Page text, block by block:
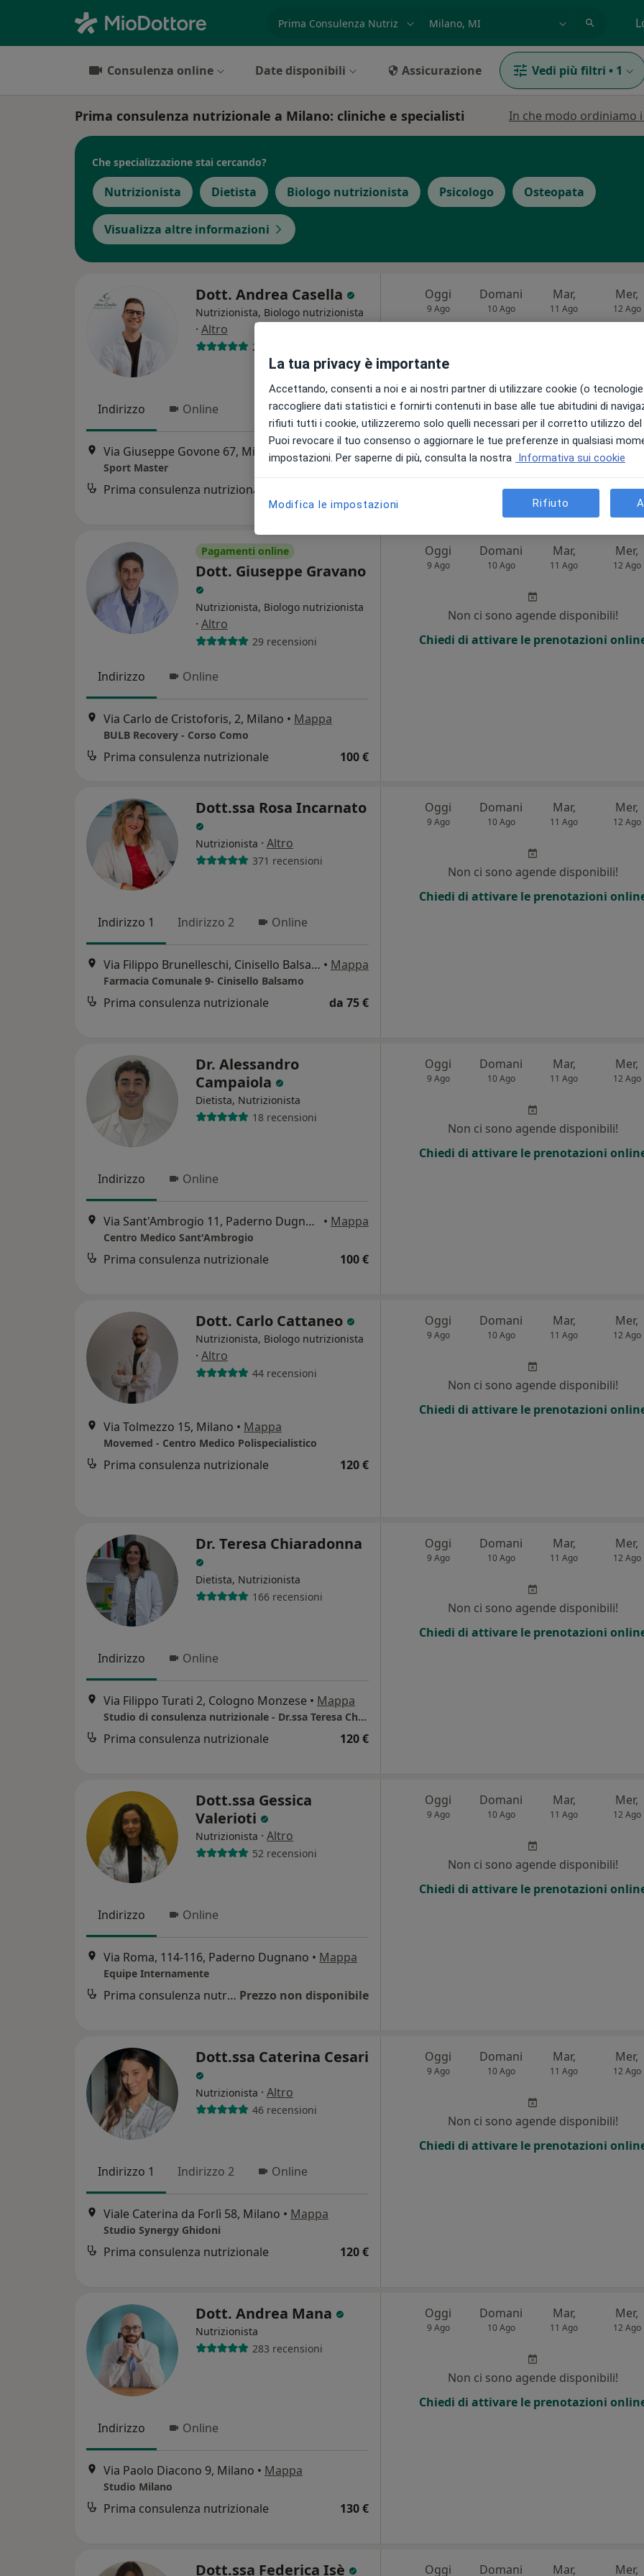
Consulenza online Date disponibili Assicurazione Vedi più filtri • 1
Prima consulenza nutrizionale a Milano: cliniche e specialisti In che modo ordiniamo
Che specializzazione stai cercando?
Nutrizionista Dietista Biologo nutrizionista Psicologo Osteopata
Visualizza altre informazioni
Dott. Andrea Casella
Nutrizionista, Biologo nutrizionista
· Altro
28 recensioni
Indirizzo Online
Via Giuseppe Govone 67, Milano Mappa
Sport Master
Prima consulenza nutrizionale
Oggi
9 Ago
Domani
10 Ago
Mar,
11 Ago
Mer,
12 Ago
Non ci sono agende disponibili!
Chiedi di attivare le prenotazioni online
Pagamenti online
Dott. Giuseppe Gravano
Nutrizionista, Biologo nutrizionista
· Altro
29 recensioni
Indirizzo Online
Via Carlo de Cristoforis, 2, Milano • Mappa
BULB Recovery - Corso Como
Prima consulenza nutrizionale 100 €
Oggi
9 Ago
Domani
10 Ago
Mar,
11 Ago
Mer,
12 Ago
Non ci sono agende disponibili!
Chiedi di attivare le prenotazioni
Dott.ssa Rosa Incarnato
Nutrizionista · Altro
371 recensioni
Indirizzo 1 Indirizzo 2 Online
Via Filippo Brunelleschi, Cinisello Balsamo • Mappa
Farmacia Comunale 9- Cinisello Balsamo
Prima consulenza nutrizionale da 75 €
Oggi
9 Ago
Domani
10 Ago
Mar,
11 Ago
Mer,
12 Ago
Non ci sono agende disponibili!
Chiedi di attivare le prenotazioni
Dr. Alessandro
Campaiola
Dietista, Nutrizionista
18 recensioni
Indirizzo Online
Via Sant'Ambrogio 11, Paderno Dugnano • Mappa
Centro Medico Sant'Ambrogio
Prima consulenza nutrizionale 100 €
Oggi
9 Ago
Domani
10 Ago
Mar,
11 Ago
Mer,
12 Ago
Non ci sono agende disponibili!
Chiedi di attivare le prenotazioni
Dott. Carlo Cattaneo
Nutrizionista, Biologo nutrizionista
· Altro
44 recensioni
Via Tolmezzo 15, Milano • Mappa
Movemed - Centro Medico Polispecialistico
Prima consulenza nutrizionale 120 €
Oggi
9 Ago
Domani
10 Ago
Mar,
11 Ago
Mer,
12 Ago
Non ci sono agende disponibili!
Chiedi di attivare le prenotazioni
Dr. Teresa Chiaradonna
Dietista, Nutrizionista
166 recensioni
Indirizzo Online
Via Filippo Turati 2, Cologno Monzese • Mappa
Studio di consulenza nutrizionale - Dr.ssa Teresa Chiaradonna
Prima consulenza nutrizionale 120 €
Oggi
9 Ago
Domani
10 Ago
Mar,
11 Ago
Mer,
12 Ago
Non ci sono agende disponibili!
Chiedi di attivare le prenotazioni
Dott.ssa Gessica
Valerioti
Nutrizionista · Altro
52 recensioni
Indirizzo Online
Via Roma, 114-116, Paderno Dugnano • Mappa
Equipe Internamente
Prima consulenza nutrizionale Prezzo non disponibile
Oggi
9 Ago
Domani
10 Ago
Mar,
11 Ago
Mer,
12 Ago
Non ci sono agende disponibili!
Chiedi di attivare le prenotazioni
Dott.ssa Caterina Cesari
Nutrizionista · Altro
46 recensioni
Indirizzo 1 Indirizzo 2 Online
Viale Caterina da Forlì 58, Milano • Mappa
Studio Synergy Ghidoni
Prima consulenza nutrizionale 120 €
Oggi
9 Ago
Domani
10 Ago
Mar,
11 Ago
Mer,
12 Ago
Non ci sono agende disponibili!
Chiedi di attivare le prenotazioni
Dott. Andrea Mana
Nutrizionista
283 recensioni
Indirizzo Online
Via Paolo Diacono 9, Milano • Mappa
Studio Milano
Prima consulenza nutrizionale 130 €
Oggi
9 Ago
Domani
10 Ago
Mar,
11 Ago
Mer,
12 Ago
Non ci sono agende disponibili!
Chiedi di attivare le prenotazioni
Dott.ssa Federica Isè Oggi Domani Mar, Mer,
La tua privacy è importante
Accettando, consenti a noi e ai nostri partner di utilizzare cookie (o
raccogliere dati statistici e fornirti contenuti in base alle tue abitudini di
rifiuti tutti i cookie, utilizzeremo solo quelli necessari per il corretto utilizzo
Puoi revocare il tuo consenso o aggiornare le tue preferenze in qualsiasi
impostazioni. Per saperne di più, consulta la nostra Informativa sui cookie
Modifica le impostazioni Rifiuto